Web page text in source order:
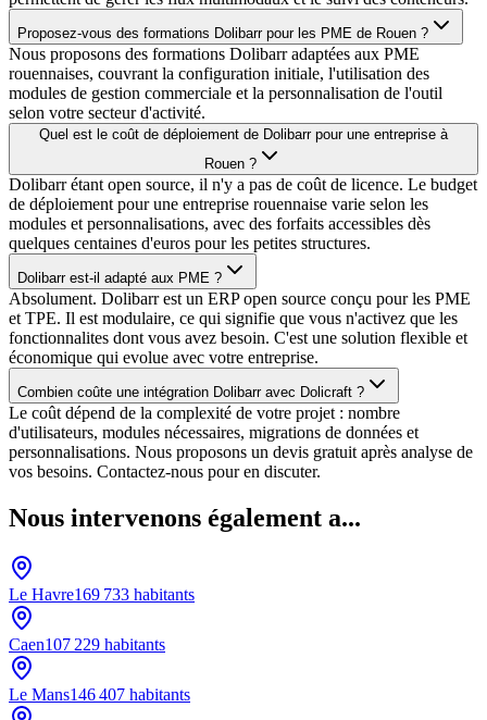
Proposez-vous des formations Dolibarr pour les PME de Rouen ?
Nous proposons des formations Dolibarr adaptées aux PME
rouennaises, couvrant la configuration initiale, l'utilisation des
modules de gestion commerciale et la personnalisation de l'outil
selon votre secteur d'activité.
Quel est le coût de déploiement de Dolibarr pour une entreprise à
Rouen ?
Dolibarr étant open source, il n'y a pas de coût de licence. Le budget
de déploiement pour une entreprise rouennaise varie selon les
modules et personnalisations, avec des forfaits accessibles dès
quelques centaines d'euros pour les petites structures.
Dolibarr est-il adapté aux PME ?
Absolument. Dolibarr est un ERP open source conçu pour les PME
et TPE. Il est modulaire, ce qui signifie que vous n'activez que les
fonctionnalites dont vous avez besoin. C'est une solution flexible et
économique qui evolue avec votre entreprise.
Combien coûte une intégration Dolibarr avec Dolicraft ?
Le coût dépend de la complexité de votre projet : nombre
d'utilisateurs, modules nécessaires, migrations de données et
personnalisations. Nous proposons un devis gratuit après analyse de
vos besoins. Contactez-nous pour en discuter.
Nous intervenons également a...
Le Havre169 733 habitants
Caen107 229 habitants
Le Mans146 407 habitants